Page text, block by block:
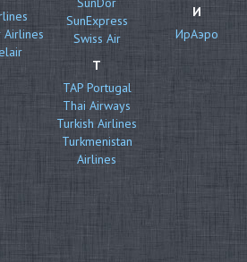
Airlines
SunExpress
Swiss Air
T
TAP Portugal
Thai Airways
Turkish Airlines
Turkmenistan
Airlines
И
ИрАэро